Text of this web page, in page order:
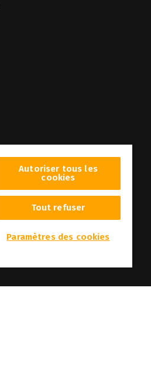
Autoriser tous les
cookies
Tout refuser
Paramètres des cookies